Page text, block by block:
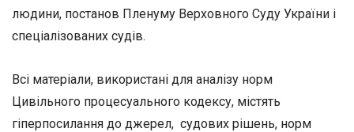
людини, постанов Пленуму Верховного Суду України і
спеціалізованих судів.
Всі матеріали, використані для аналізу норм
Цивільного процесуального кодексу, містять
гіперпосилання до джерел, судових рішень, норм